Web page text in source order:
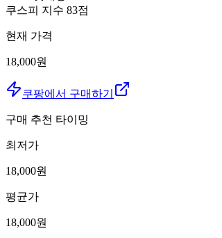
쿠스피 지수 83점
현재 가격
18,000원
쿠팡에서 구매하기
구매 추천 타이밍
최저가
18,000원
평균가
18,000원